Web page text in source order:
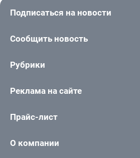
Подписаться на новости
Сообщить новость
Рубрики
Реклама на сайте
Прайс-лист
О компании